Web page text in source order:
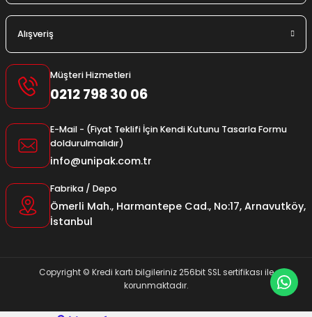
Alışveriş
Müşteri Hizmetleri
0212 798 30 06
E-Mail - (Fiyat Teklifi İçin Kendi Kutunu Tasarla Formu
doldurulmalıdır)
info@unipak.com.tr
Fabrika / Depo
Ömerli Mah., Harmantepe Cad., No:17, Arnavutköy,
İstanbul
Copyright © Kredi kartı bilgileriniz 256bit SSL sertifikası ile
korunmaktadır.